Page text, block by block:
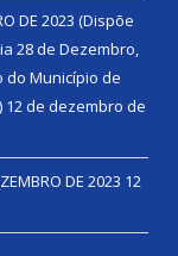
DE 2023 (Dispõe
28 de Dezembro,
do Município de
12 de dezembro de
DE 2023 12